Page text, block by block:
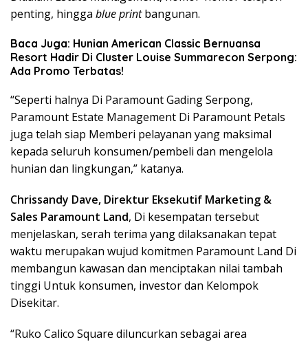
penting, hingga blue printbangunan.
Baca Juga: Hunian American Classic Bernuansa
Resort Hadir Di Cluster Louise Summarecon Serpong:
Ada Promo Terbatas!
“Seperti halnya Di Paramount Gading Serpong,
Paramount Estate Management Di Paramount Petals
juga telah siap Memberi pelayanan yang maksimal
kepada seluruh konsumen/pembeli dan mengelola
hunian dan lingkungan,” katanya.
Chrissandy Dave, Direktur Eksekutif Marketing &
Sales Paramount Land, Di kesempatan tersebut
menjelaskan, serah terima yang dilaksanakan tepat
waktu merupakan wujud komitmen Paramount Land Di
membangun kawasan dan menciptakan nilai tambah
tinggi Untuk konsumen, investor dan Kelompok
Disekitar.
“Ruko Calico Square diluncurkan sebagai area